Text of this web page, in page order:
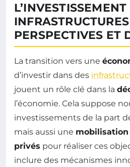
PERSPECTIVES ET
La transition vers une
d’investir dans des
jouent un rôle clé dans la
l’économie. Cela suppose
investissements de la part
mais aussi une
privés pour réaliser ces
inclure des mécanismes